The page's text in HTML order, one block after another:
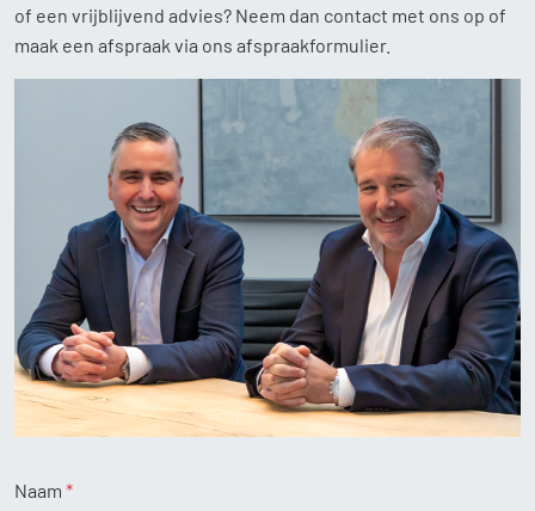
Home
Aanbod
Diensten
Over ons
Contact
of een vrijblijvend advies? Neem dan contact met ons op of
maak een afspraak via ons afspraakformulier.
Naam